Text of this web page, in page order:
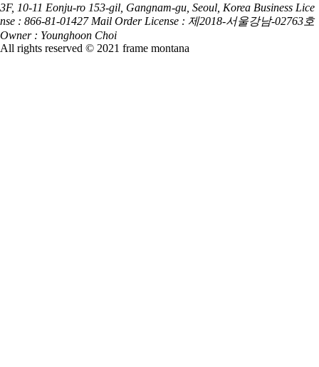
3F, 10-11 Eonju-ro 153-gil, Gangnam-gu, Seoul, Korea Business Lice
nse : 866-81-01427 Mail Order License : 제2018-서울강남-02763호
Owner : Younghoon Choi
All rights reserved © 2021 frame montana